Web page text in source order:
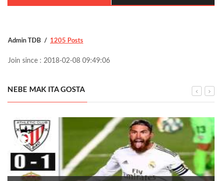
Admin TDB 1205 Posts
Join since : 2018-02-08 09:49:06
NEBE MAK ITA GOSTA